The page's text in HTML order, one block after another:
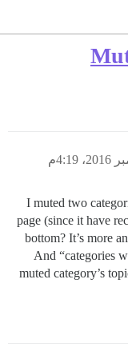
I muted two
page (since it have
bottom? It’s more
And “categories
muted category’s